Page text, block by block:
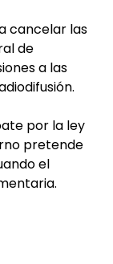
cancelar las
de
a las
por la ley
pretende
el